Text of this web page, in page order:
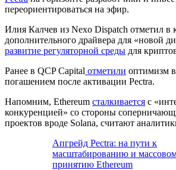
переориентироваться на эфир.
Илия Калчев из Nexo Dispatch отметил в
дополнительного драйвера для «новой
развитие регуляторной среды для
Ранее в QCP Capital отметили оптимизм
погашением после активации Pectra.
Напомним, Ethereum сталкивается с
конкуренцией» со стороны
проектов вроде Solana, считают
Апгрейд Pectra: на пути к
масштабированию и
принятию Ethereum